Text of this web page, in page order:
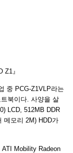
Z1』
중 PCG-Z1VLP라는
북이다. 사양을 살
LCD, 512MB DDR
메모리 2M) HDD가
Mobility Radeon